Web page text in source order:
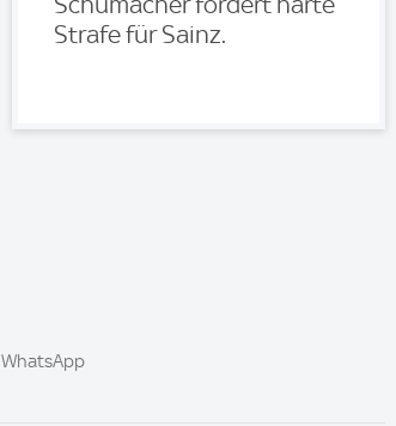
Strafe für Sainz.
WhatsApp